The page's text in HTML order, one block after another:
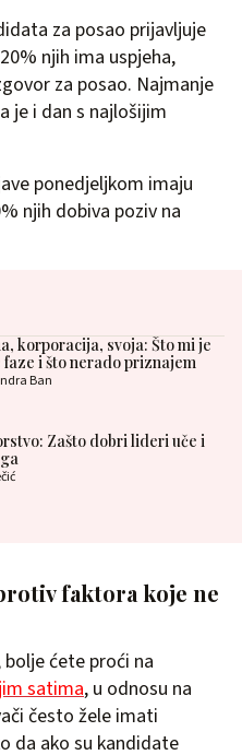
za posao prijavljuje
njih ima uspjeha,
za posao. Najmanje
je i dan s najlošijim
ponedjeljkom imaju
njih dobiva poziv na
korporacija, svoja: Što mi je
i što nerado priznajem
Ban
Zašto dobri lideri uče i
faktora koje ne
ćete proći na
satima, u odnosu na
često žele imati
da ako su kandidate